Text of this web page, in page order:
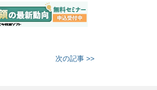
次の記事 >>